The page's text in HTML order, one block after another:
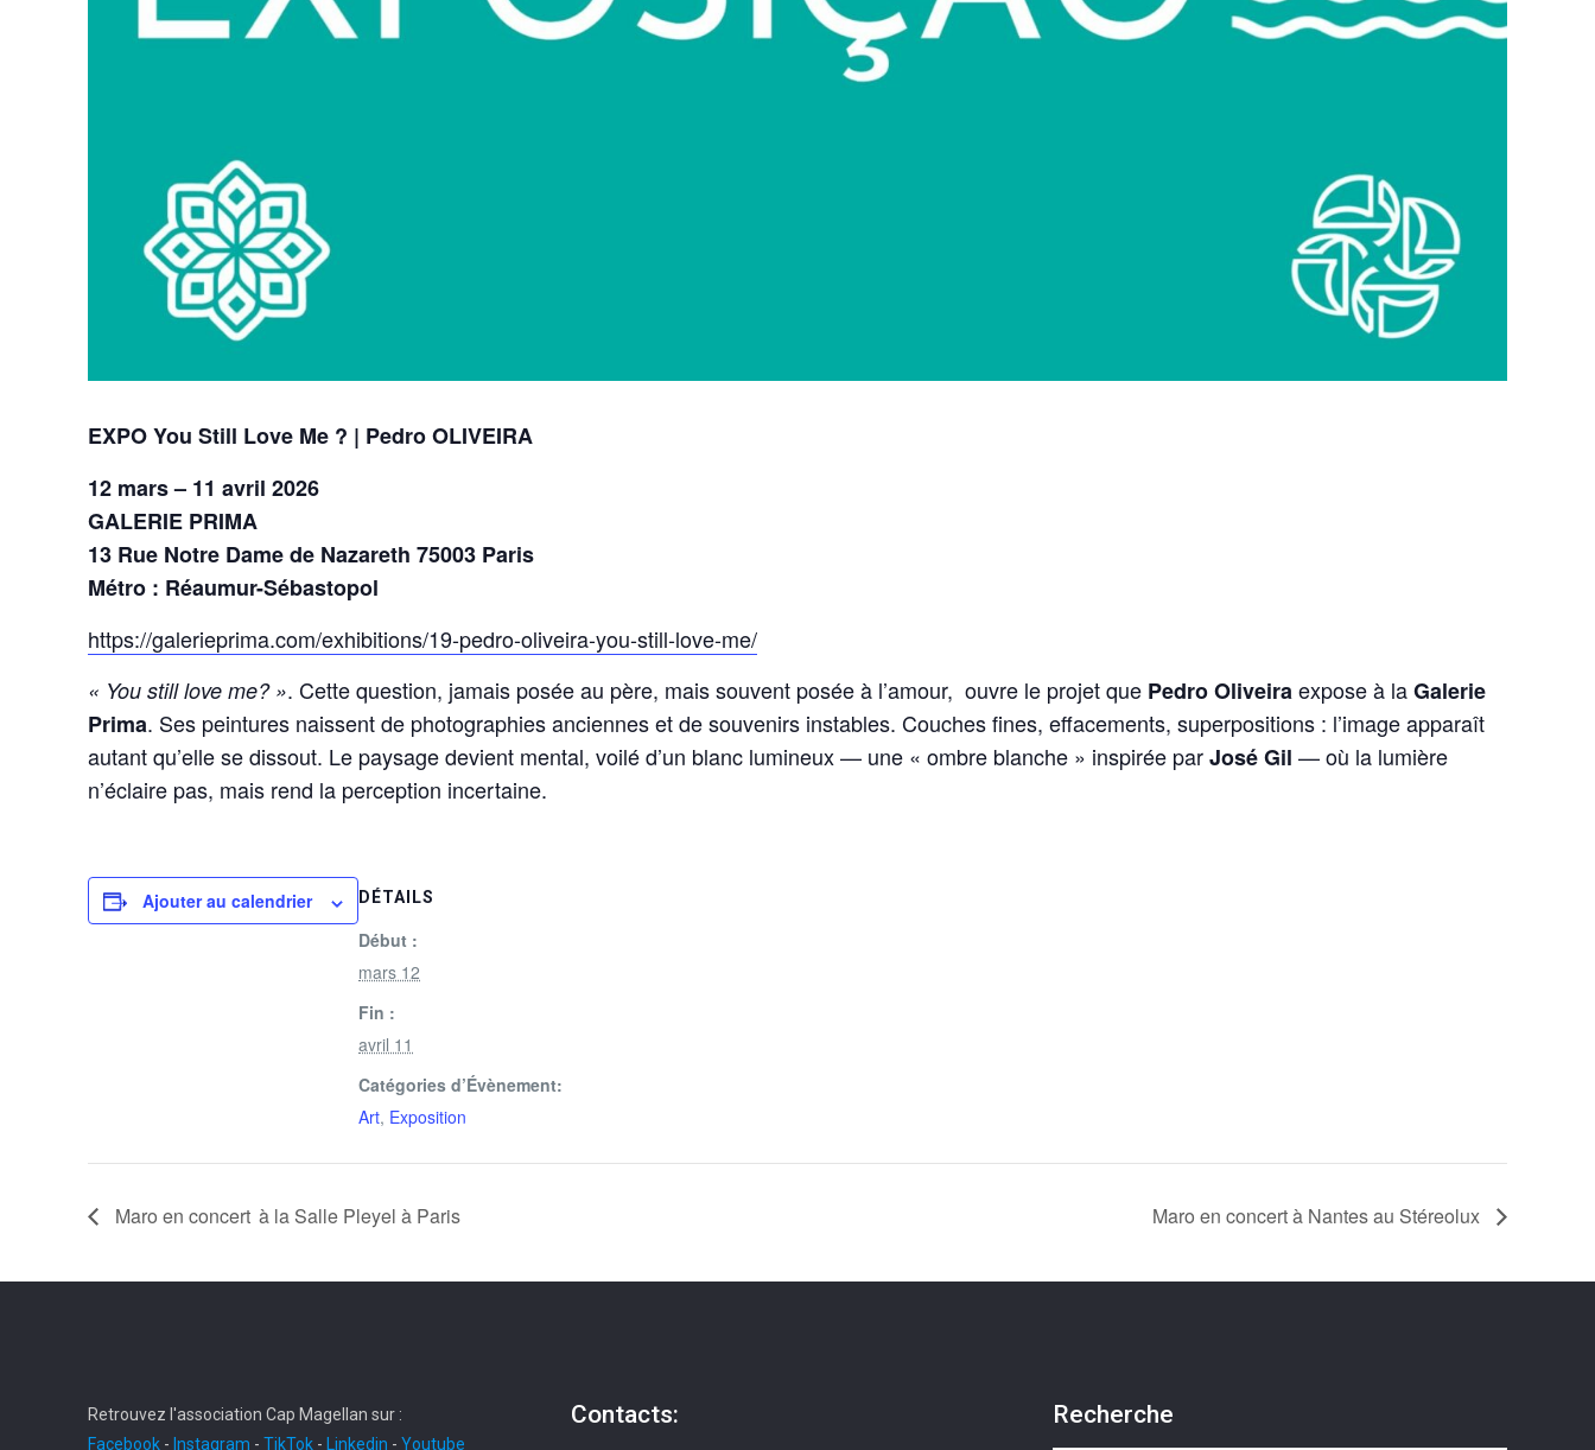
EXPO You Still Love Me ? | Pedro OLIVEIRA
12 mars – 11 avril 2026
GALERIE PRIMA
13 Rue Notre Dame de Nazareth 75003 Paris
Métro : Réaumur-Sébastopol
https://galerieprima.com/exhibitions/19-pedro-oliveira-you-still-love-me/
« You still love me? ». Cette question, jamais posée au père, mais souvent posée à l’amour, ouvre le projet que Pedro Oliveiraexpose à laGalerie
Prima. Ses peintures naissent de photographies anciennes et de souvenirs instables. Couches fines, effacements, superpositions : l’image apparaît
autant qu’elle se dissout. Le paysage devient mental, voilé d’un blanc lumineux — une « ombre blanche » inspirée parJosé Gil — où la lumière
n’éclaire pas, mais rend la perception incertaine.
Ajouter au calendrier DÉTAILS
Début :
mars 12
Fin :
avril 11
Catégories d’Évènement:
Art, Exposition
Maro en concert à la Salle Pleyel à Paris Maro en concert à Nantes au Stéreolux
Retrouvez l'association Cap Magellan sur :
Facebook - Instagram - TikTok - Linkedin - Youtube
Contacts: Recherche